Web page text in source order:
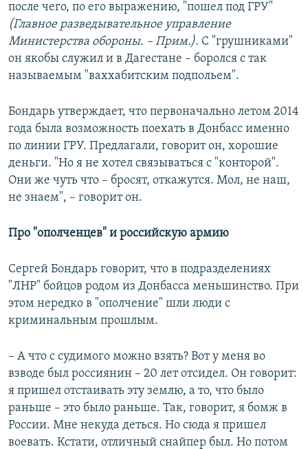
после чего, по его выражению, "пошел под ГРУ"
(Главное разведывательное управление
Министерства обороны. – Прим.). С "грушниками"
он якобы служил и в Дагестане – боролся с так
называемым "ваххабитским подпольем".
Бондарь утверждает, что первоначально летом 2014
года была возможность поехать в Донбасс именно
по линии ГРУ. Предлагали, говорит он, хорошие
деньги. "Но я не хотел связываться с "конторой".
Они же чуть что – бросят, откажутся. Мол, не наш,
не знаем", – говорит он.
Про "ополченцев" и российскую армию
Сергей Бондарь говорит, что в подразделениях
"ЛНР" бойцов родом из Донбасса меньшинство. При
этом нередко в "ополчение" шли люди с
криминальным прошлым.
– А что с судимого можно взять? Вот у меня во
взводе был россиянин – 20 лет отсидел. Он говорит:
я пришел отстаивать эту землю, а то, что было
раньше – это было раньше. Так, говорит, я бомж в
России. Мне некуда деться. Но сюда я пришел
воевать. Кстати, отличный снайпер был. Но потом